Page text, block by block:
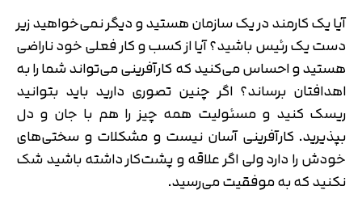
آیا یک کارمند در یک سازمان هستید و دیگر نمی‌خواهید زیر
دست یک رئیس باشید؟ آیا از کسب و کار فعلی خود ناراضی
هستید و احساس می‌کنید که کارآفرینی می‌تواند شما را به
اهدافتان برساند؟ اگر چنین تصوری دارید باید بتوانید
ریسک کنید و مسئولیت همه چیز را هم با جان و دل
بپذیرید. کارآفرینی آسان نیست و مشکلات و سختی‌های
خودش را دارد ولی اگر علاقه و پشت‌کار داشته باشید شک
نکنید که به موفقیت می‌رسید.